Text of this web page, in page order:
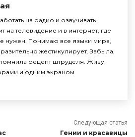
на радио и озвучивать
на телевидение и в интернет, где
нужен. Понимаю все языки мира,
жестикулирует. Забыла,
рецепт штруделя. Живу
и одним экраном
Следующая статья
Гении и красавицы